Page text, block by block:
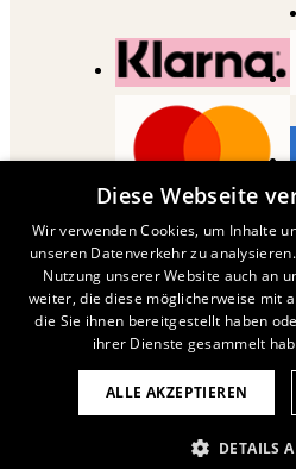
Diese Webseite
Wir verwenden Cookies, um Inhalte
unseren Datenverkehr zu
Nutzung unserer Website auch an
weiter, die diese möglicherweise mit
die Sie ihnen bereitgestellt haben
ihrer Dienste gesammelt
ALLE AKZEPTIEREN
DETAILS